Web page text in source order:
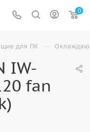
0
для ПК —
IW-
fan